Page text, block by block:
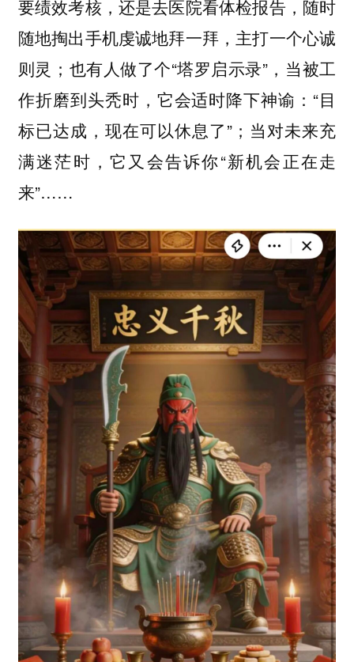
要绩效考核，还是去医院看体检报告，随时
随地掏出手机虔诚地拜一拜，主打一个心诚
则灵；也有人做了个“塔罗启示录”，当被工
作折磨到头秃时，它会适时降下神谕：“目
标已达成，现在可以休息了”；当对未来充
满迷茫时，它又会告诉你“新机会正在走
来”……